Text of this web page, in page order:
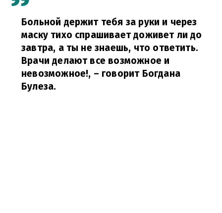
Больной держит тебя за руки и через
маску тихо спрашивает доживет ли до
завтра, а ты не знаешь, что ответить.
Врачи делают все возможное и
невозможное!, – говорит Богдана
Булеза.